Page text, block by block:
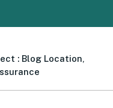
: Blog Location,